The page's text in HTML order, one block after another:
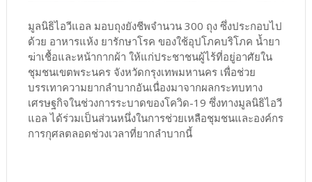
มูลนิธิไอวีแอล มอบถุงยังชีพจำนวน 300 ถุง ซึ่งประกอบไป
ด้วย อาหารแห้ง ยารักษาโรค ของใช้อุปโภคบริโภค น้ำยา
ฆ่าเชื้อและหน้ากากผ้า ให้แก่ประชาชนผู้ไร้ที่อยู่อาศัยใน
ชุมชนเขตพระนคร จังหวัดกรุงเทพมหานคร เพื่อช่วย
บรรเทาความยากลำบากอันเนื่องมาจากผลกระทบทาง
เศรษฐกิจในช่วงการระบาดของโควิด-19 ซึ่งทางมูลนิธิไอวี
แอล ได้ร่วมเป็นส่วนหนึ่งในการช่วยเหลือชุมชนและองค์กร
การกุศลตลอดช่วงเวลาที่ยากลำบากนี้